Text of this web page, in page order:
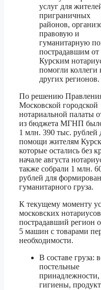
услуг для
приграничных
районов,
правовую и
гуманитарную
пострадавшим от
Курским
помогли коллеги
других регионов.
По решению
Московской городской
нотариальной палаты
из бюджета МГНП
1 млн. 390 тыс. рублей
помощи жителям
которые остались без
начале августа
также собрали 1 млн.
рублей для
гуманитарного груза.
К текущему моменту
московских
пострадавший регион
5 машин с товарами
необходимости.
В составе груза:
постельные
принадлежности,
гигиены,